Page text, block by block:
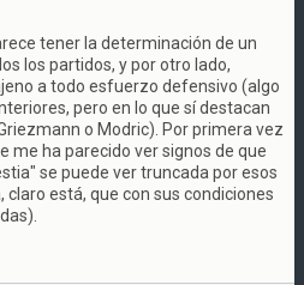
tener la determinación de un
los partidos, y por otro lado,
a todo esfuerzo defensivo (algo
pero en lo que sí destacan
o Modric). Por primera vez
me ha parecido ver signos de que
se puede ver truncada por esos
está, que con sus condiciones